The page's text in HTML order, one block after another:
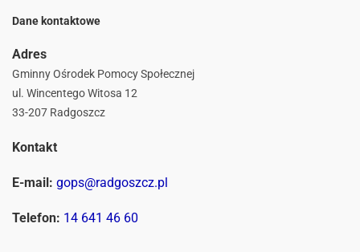
Dane kontaktowe
Adres
Gminny Ośrodek Pomocy Społecznej
ul. Wincentego Witosa 12
33-207 Radgoszcz
Kontakt
E-mail: gops@radgoszcz.pl
Telefon: 14 641 46 60